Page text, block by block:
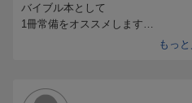
バイブル本として
1冊常備をオススメします
たくさん書かれています
もっ